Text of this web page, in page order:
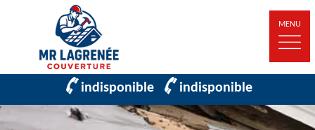
MENU
indisponible indisponible